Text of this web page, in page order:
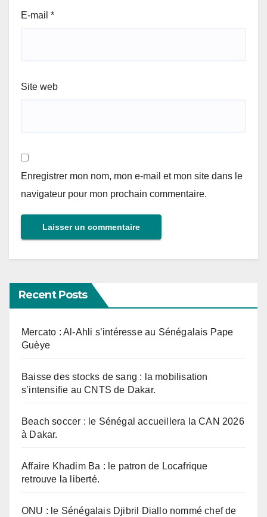
E-mail *
Site web
Enregistrer mon nom, mon e-mail et mon site dans le
navigateur pour mon prochain commentaire.
Recent Posts
Mercato : Al-Ahli s’intéresse au Sénégalais Pape
Guèye
Baisse des stocks de sang : la mobilisation
s’intensifie au CNTS de Dakar.
Beach soccer : le Sénégal accueillera la CAN 2026
à Dakar.
Affaire Khadim Ba : le patron de Locafrique
retrouve la liberté.
ONU : le Sénégalais Djibril Diallo nommé chef de